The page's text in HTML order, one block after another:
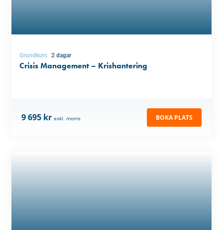
Grundkurs 2 dagar
Crisis Management – Krishantering
9 695 kr exkl. moms BOKA PLATS